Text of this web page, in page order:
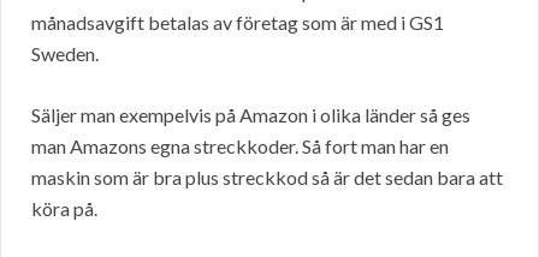
månadsavgift betalas av företag som är med i GS1
Sweden.
Säljer man exempelvis på Amazon i olika länder så ges
man Amazons egna streckkoder. Så fort man har en
maskin som är bra plus streckkod så är det sedan bara att
köra på.